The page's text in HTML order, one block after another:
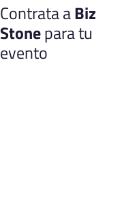
Contrata aBiz
Stonepara tu
evento